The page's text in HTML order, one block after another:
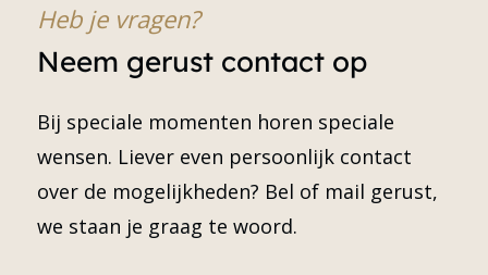
Heb je vragen?
Neem gerust contact op
Bij speciale momenten horen speciale
wensen. Liever even persoonlijk contact
over de mogelijkheden? Bel of mail gerust,
we staan je graag te woord.